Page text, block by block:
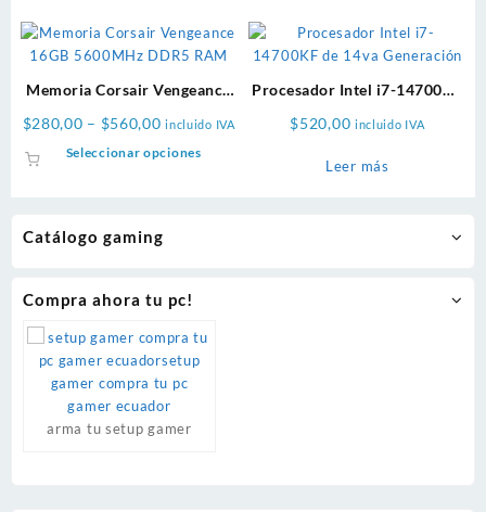
Catálogo gaming
Compra ahora tu pc!
arma tu setup gamer
Memoria Corsair Vengeance
$280,00 – $560,00Price
range:
incluido IVA
Seleccionar opcionesEste
pueden
Procesador Intel i7-14700KF
$520,00 incluido IVA
Leer más